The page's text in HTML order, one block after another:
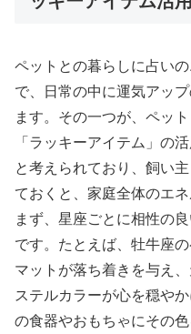
ペットとの暮らしに占い
で、日常の中に運気アッ
ます。その一つが、ペッ
「ラッキーアイテム」の
と考えられており、飼い
ておくと、家庭全体のエ
まず、星座ごとに相性の
です。たとえば、牡牛座
マットが落ち着きを与え
ステルカラーが心を穏や
の食器やおもちゃにその